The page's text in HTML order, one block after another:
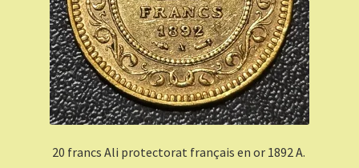
20 francs Ali protectorat français en or 1892 A.